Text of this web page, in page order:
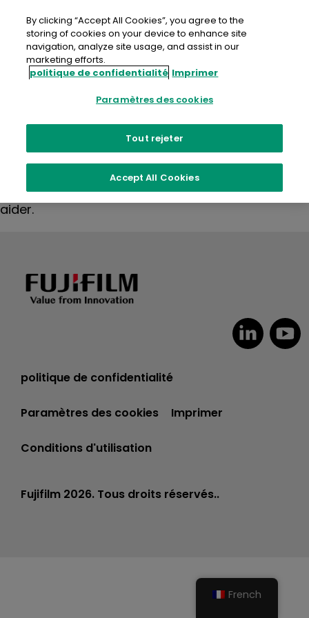
contenu
Rien trouvé
Il semble que nous ne trouvions pas ce que vous
cherchez. Une recherche pourrait peut-être vous
aider.
politique de confidentialité
Paramètres des cookies Imprimer
Conditions d'utilisation
Fujifilm 2026. Tous droits réservés..
French
By clicking “Accept All Cookies”, you agree to the
storing of cookies on your device to enhance site
navigation, analyze site usage, and assist in our
marketing efforts.
politique de confidentialité Imprimer
Paramètres des cookies
Tout rejeter
Accept All Cookies